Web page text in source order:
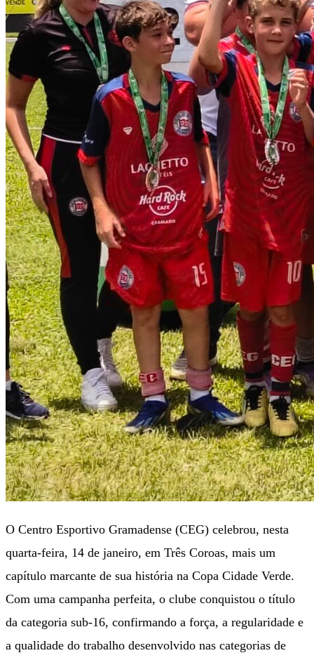
O Centro Esportivo Gramadense (CEG) celebrou, nesta
quarta-feira, 14 de janeiro, em Três Coroas, mais um
capítulo marcante de sua história na Copa Cidade Verde.
Com uma campanha perfeita, o clube conquistou o título
da categoria sub-16, confirmando a força, a regularidade e
a qualidade do trabalho desenvolvido nas categorias de